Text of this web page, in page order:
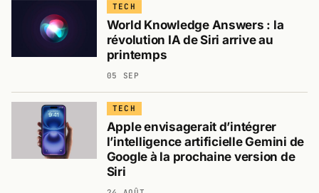
TECH
World Knowledge Answers : la
révolution IA de Siri arrive au
printemps
05 SEP
TECH
Apple envisagerait d’intégrer
l’intelligence artificielle Gemini de
Google à la prochaine version de
Siri